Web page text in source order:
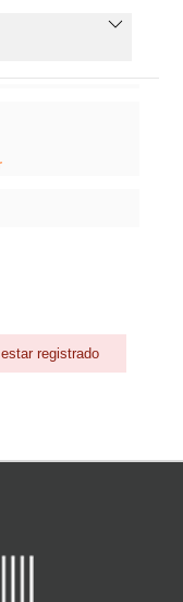
registrado